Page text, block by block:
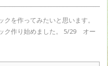
を作ってみたいと思います。
ク作り始めました。 5/29 オー